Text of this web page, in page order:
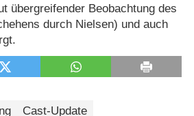
übergreifender Beobachtung des
durch Nielsen) und auch
Cast-Update